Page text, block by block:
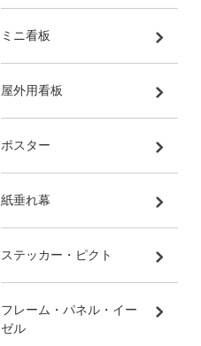
ミニ看板
屋外用看板
ポスター
紙垂れ幕
ステッカー・ピクト
フレーム・パネル・イー
ゼル